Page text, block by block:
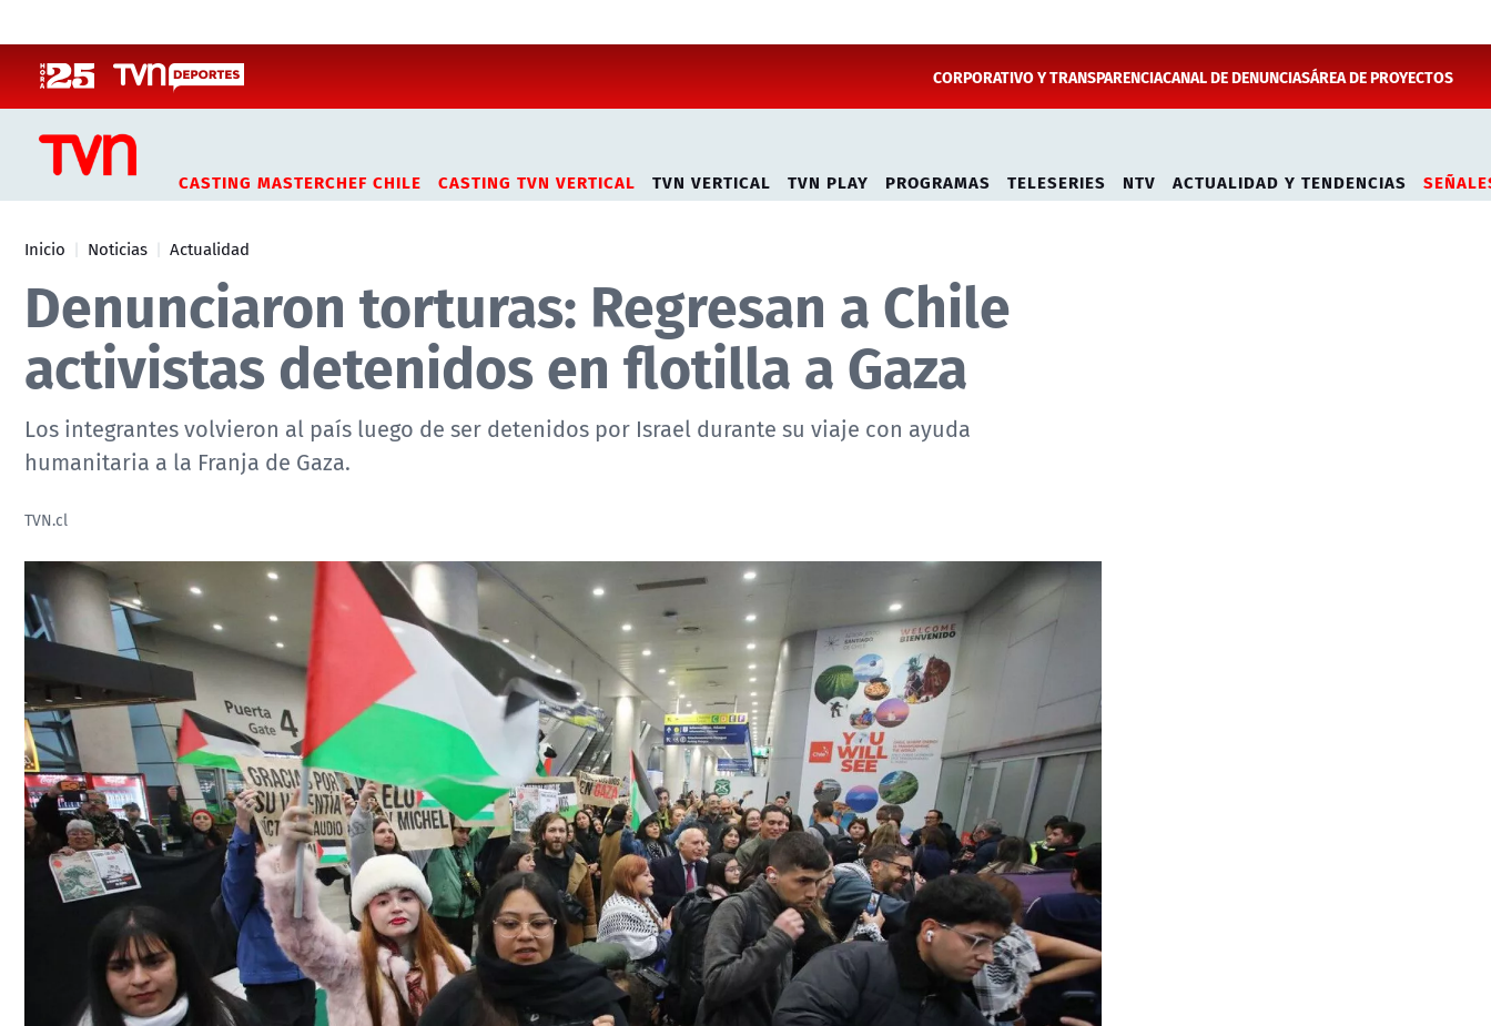
CORPORATIVO Y TRANSPARENCIACANAL DE DENUNCIASÁREA DE PROYECTOS
CASTING MASTERCHEF CHILE CASTING TVN VERTICAL TVN VERTICAL TVN PLAY PROGRAMAS TELESERIES NTV ACTUALIDAD Y TENDENCIAS
Inicio Noticias Actualidad
Denunciaron torturas: Regresan a Chile
activistas detenidos en flotilla a Gaza
Los integrantes volvieron al país luego de ser detenidos por Israel durante su viaje con ayuda
humanitaria a la Franja de Gaza.
TVN.cl